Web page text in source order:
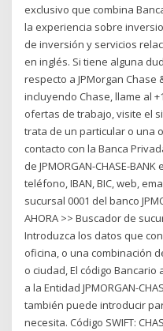
exclusivo que combina
la experiencia sobre
de inversión y servicios
en inglés. Si tiene alguna
respecto a JPMorgan Chase
incluyendo Chase, llame al
ofertas de trabajo, visite el
trata de un particular o una
contacto con la Banca
de JPMORGAN-CHASE-
teléfono, IBAN, BIC, web,
sucursal 0001 del banco
AHORA >> Buscador de
Introduzca los datos que
oficina, o una combinación
o ciudad, El código
a la Entidad JPMORGAN-
también puede introducir
necesita. Código SWIFT: